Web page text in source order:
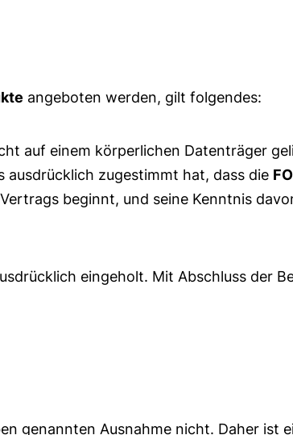
angeboten werden, gilt folgendes:
auf einem körperlichen Datenträger
ausdrücklich zugestimmt hat, dass die
beginnt, und seine Kenntnis
eingeholt. Mit Abschluss der
genannten Ausnahme nicht. Daher ist